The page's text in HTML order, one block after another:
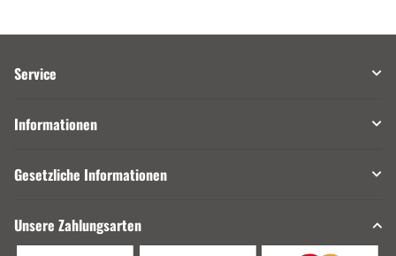
Service
Informationen
Gesetzliche Informationen
Unsere Zahlungsarten